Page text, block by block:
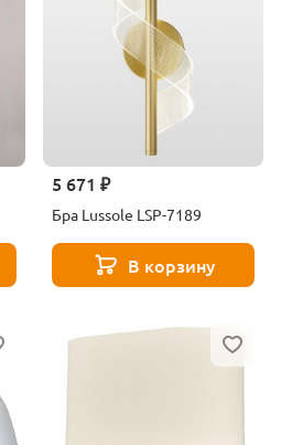
5 671 ₽
Бра Lussole LSP-7189
В корзину